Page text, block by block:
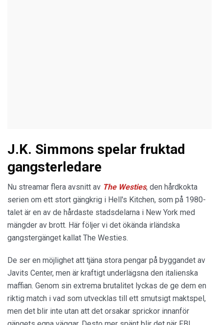
J.K. Simmons spelar fruktad
gangsterledare
Nu streamar flera avsnitt av The Westies, den hårdkokta
serien om ett stort gängkrig i Hell's Kitchen, som på 1980-
talet är en av de hårdaste stadsdelarna i New York med
mängder av brott. Här följer vi det ökända irländska
gangstergänget kallat The Westies.
De ser en möjlighet att tjäna stora pengar på byggandet av
Javits Center, men är kraftigt underlägsna den italienska
maffian. Genom sin extrema brutalitet lyckas de ge dem en
riktig match i vad som utvecklas till ett smutsigt maktspel,
men det blir inte utan att det orsakar sprickor innanför